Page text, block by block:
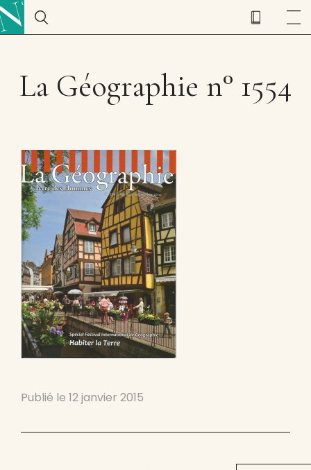
La Géographie n° 1554
Publié le 12 janvier 2015